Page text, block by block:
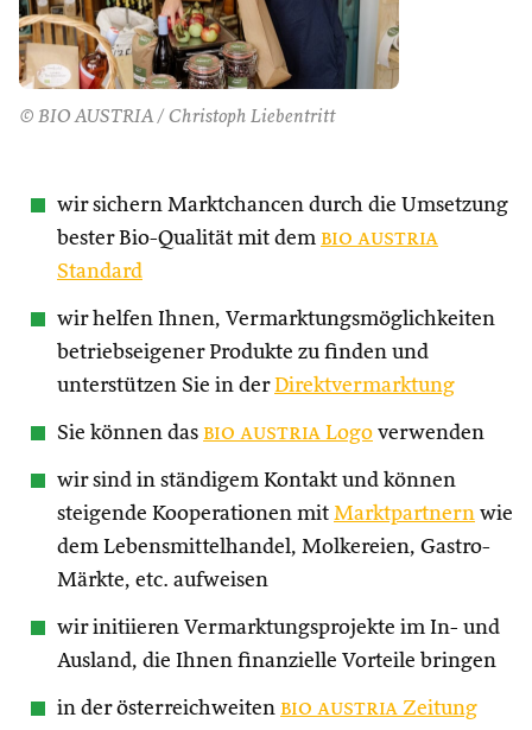
© BIO AUSTRIA / Christoph Liebentritt
wir sichern Marktchancen durch die Umsetzung
bester Bio-Qualität mit dem bio austria
Standard
wir helfen Ihnen, Vermarktungsmöglichkeiten
betriebseigener Produkte zu finden und
unterstützen Sie in derDirektvermarktung
Sie können das bio austria Logo verwenden
wir sind in ständigem Kontakt und können
steigende Kooperationen mit Marktpartnern wie
dem Lebensmittelhandel, Molkereien, Gastro-
Märkte, etc. aufweisen
wir initiieren Vermarktungsprojekte im In- und
Ausland, die Ihnen finanzielle Vorteile bringen
in der österreichweiten bio austria Zeitung